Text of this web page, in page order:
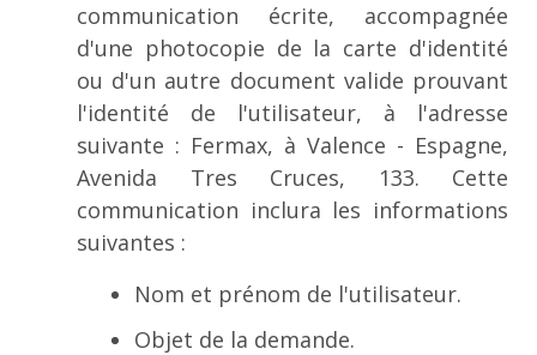
communication écrite, accompagnée
d'une photocopie de la carte d'identité
ou d'un autre document valide prouvant
l'identité de l'utilisateur, à l'adresse
suivante : Fermax, à Valence - Espagne,
Avenida Tres Cruces, 133. Cette
communication inclura les informations
suivantes :
Nom et prénom de l'utilisateur.
Objet de la demande.